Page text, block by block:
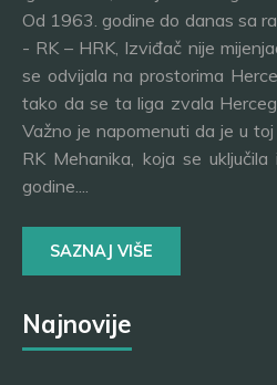
Od 1963. godine do danas sa
- RK – HRK, Izviđač nije
se odvijala na prostorima
tako da se ta liga zvala
Važno je napomenuti da je u
RK Mehanika, koja se
godine....
SAZNAJ VIŠE
Najnovije